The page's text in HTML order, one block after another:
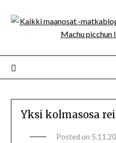
Yksi kolmasosa
Posted on